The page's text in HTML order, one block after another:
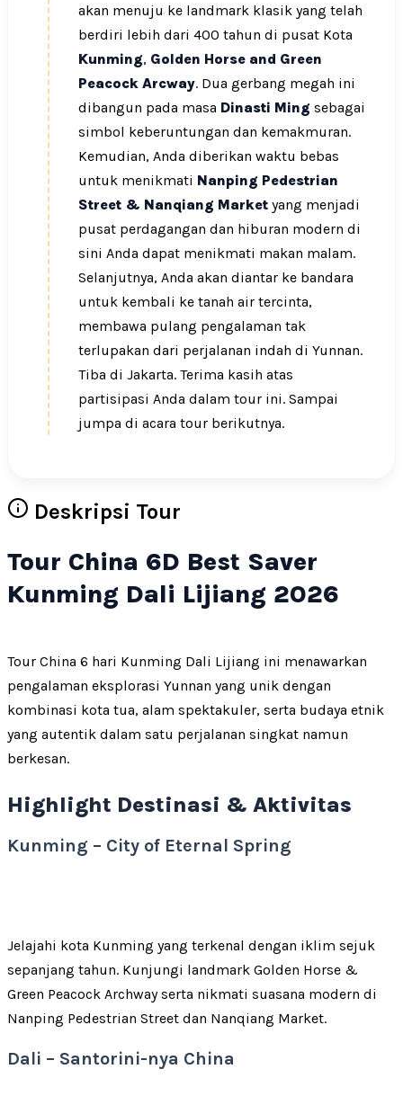
akan menuju ke landmark klasik yang telah
berdiri lebih dari 400 tahun di pusat Kota
Kunming, Golden Horse and Green
Peacock Arcway. Dua gerbang megah ini
dibangun pada masa Dinasti Ming sebagai
simbol keberuntungan dan kemakmuran.
Kemudian, Anda diberikan waktu bebas
untuk menikmati Nanping Pedestrian
Street & Nanqiang Market yang menjadi
pusat perdagangan dan hiburan modern di
sini Anda dapat menikmati makan malam.
Selanjutnya, Anda akan diantar ke bandara
untuk kembali ke tanah air tercinta,
membawa pulang pengalaman tak
terlupakan dari perjalanan indah di Yunnan.
Tiba di Jakarta. Terima kasih atas
partisipasi Anda dalam tour ini. Sampai
jumpa di acara tour berikutnya.
Deskripsi Tour
Tour China 6D Best Saver
Kunming Dali Lijiang 2026
Tour China 6 hari Kunming Dali Lijiang ini menawarkan
pengalaman eksplorasi Yunnan yang unik dengan
kombinasi kota tua, alam spektakuler, serta budaya etnik
yang autentik dalam satu perjalanan singkat namun
berkesan.
Highlight Destinasi & Aktivitas
Kunming – City of Eternal Spring
Jelajahi kota Kunming yang terkenal dengan iklim sejuk
sepanjang tahun. Kunjungi landmark Golden Horse &
Green Peacock Archway serta nikmati suasana modern di
Nanping Pedestrian Street dan Nanqiang Market.
Dali – Santorini-nya China